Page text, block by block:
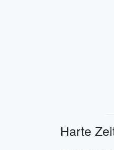
Harte